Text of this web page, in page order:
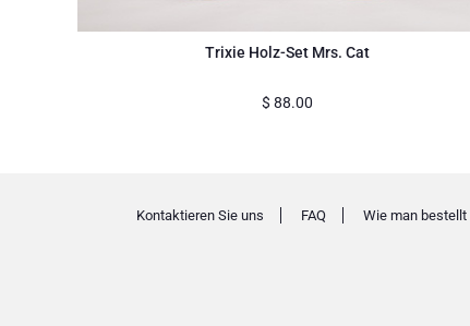
Trixie Holz-Set Mrs. Cat
$ 88.00
Kontaktieren Sie uns FAQ Wie man bestellt